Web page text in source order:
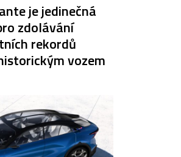
je jedinečná
zdolávání
rekordů
vozem